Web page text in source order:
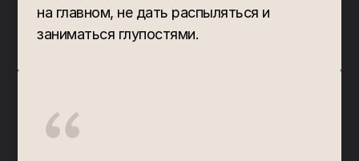
на главном, не дать распыляться и
заниматься глупостями.